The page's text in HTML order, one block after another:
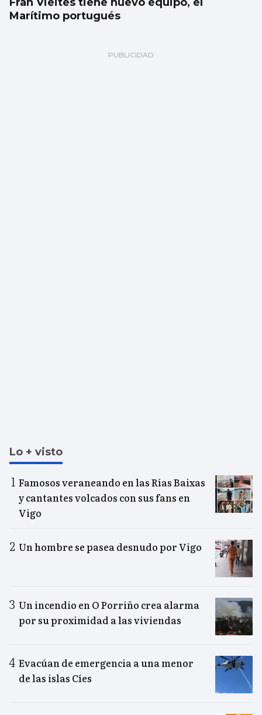
Marítimo portugués
Lo + visto
Famosos veraneando en las Rías Baixas
y cantantes volcados con sus fans en
Vigo
Un hombre se pasea desnudo por Vigo
Un incendio en O Porriño crea alarma
por su proximidad a las viviendas
Evacúan de emergencia a una menor
de las islas Cíes